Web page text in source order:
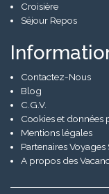
Croisière
Séjour Repos
Contactez-Nous
Blog
C.G.V.
Cookies et données
Mentions légales
Partenaires
A propos des